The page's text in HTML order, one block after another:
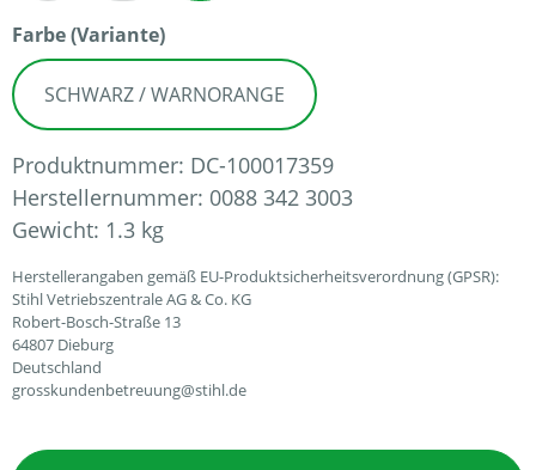
Farbe (Variante)auswählen
SCHWARZ / WARNORANGE
Produktnummer: DC-100017359
Herstellernummer: 0088 342 3003
Gewicht: 1.3 kg
Herstellerangaben gemäß EU-Produktsicherheitsverordnung (GPSR):
Stihl Vetriebszentrale AG & Co. KG
Robert-Bosch-Straße 13
64807 Dieburg
Deutschland
grosskundenbetreuung@stihl.de